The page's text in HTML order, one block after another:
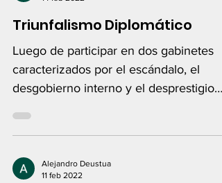
Triunfalismo Diplomático
Luego de participar en dos gabinetes
caracterizados por el escándalo, el
desgobierno interno y el desprestigio
Alejandro Deustua
11 feb 2022